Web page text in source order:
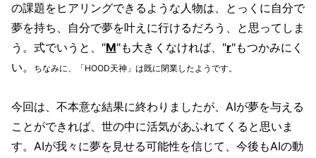
の課題をヒアリングできるような人物は、とっくに自分で
夢を持ち、自分で夢を叶えに行けるだろう、と思ってしま
う。式でいうと、"M"も大きくなければ、"r"もつかみにく
い。
ちなみに、「HOOD天神」は既に閉業したようです。
今回は、不本意な結果に終わりましたが、AIが夢を与える
ことができれば、世の中に活気があふれてくると思いま
す。AIが我々に夢を見せる可能性を信じて、今後もAIの動